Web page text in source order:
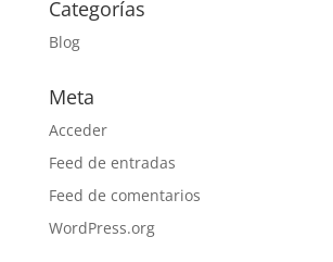
Categorías
Blog
Meta
Acceder
Feed de entradas
Feed de comentarios
WordPress.org